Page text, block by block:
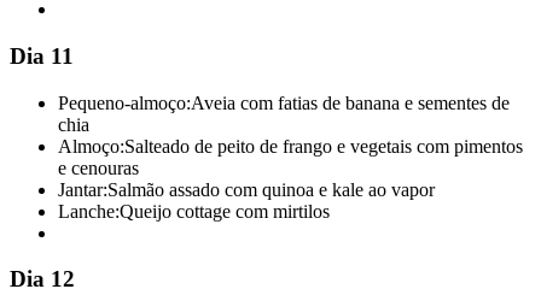
Dia 11
Pequeno-almoço:Aveia com fatias de banana e sementes de
chia
Almoço:Salteado de peito de frango e vegetais com pimentos
e cenouras
Jantar:Salmão assado com quinoa e kale ao vapor
Lanche:Queijo cottage com mirtilos
Dia 12